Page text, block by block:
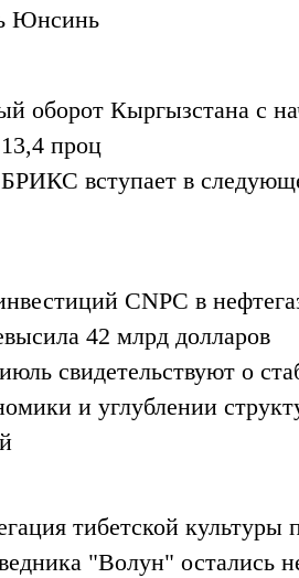
Юнсинь
оборот Кыргызстана с
проц
вступает в
CNPC в
42 млрд долларов
свидетельствуют о
и углублении
тибетской культуры
"Волун" остались